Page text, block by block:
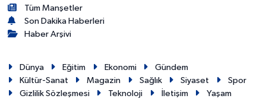
Tüm Manşetler
Son Dakika Haberleri
Haber Arşivi
Dünya Eğitim Ekonomi
Gündem
Kültür-Sanat
Magazin Sağlık Siyaset
Spor
Gizlilik Sözleşmesi
Teknoloji İletişim Yaşam